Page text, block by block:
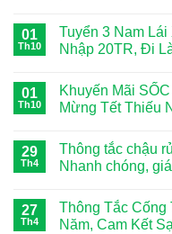
01
Th10
Tuyển 3 Nam
Nhập 20TR, Đi
01
Th10
Khuyến Mãi
Mừng Tết Thiếu
29
Th4
Thông tắc chậu
Nhanh chóng,
27
Th4
Thông Tắc
Năm, Cam Kết